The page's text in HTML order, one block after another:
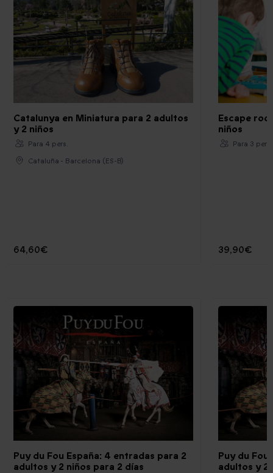
Catalunya en Miniatura para 2 adultos
y 2 niños
Para 4 pers.
Cataluña - Barcelona (ES-B)
64,60€
Escape
niños
Para 3 pers.
39,90€
Puy du Fou España: 4 entradas para 2
adultos y 2 niños para 2 días
Puy du
adultos y 2